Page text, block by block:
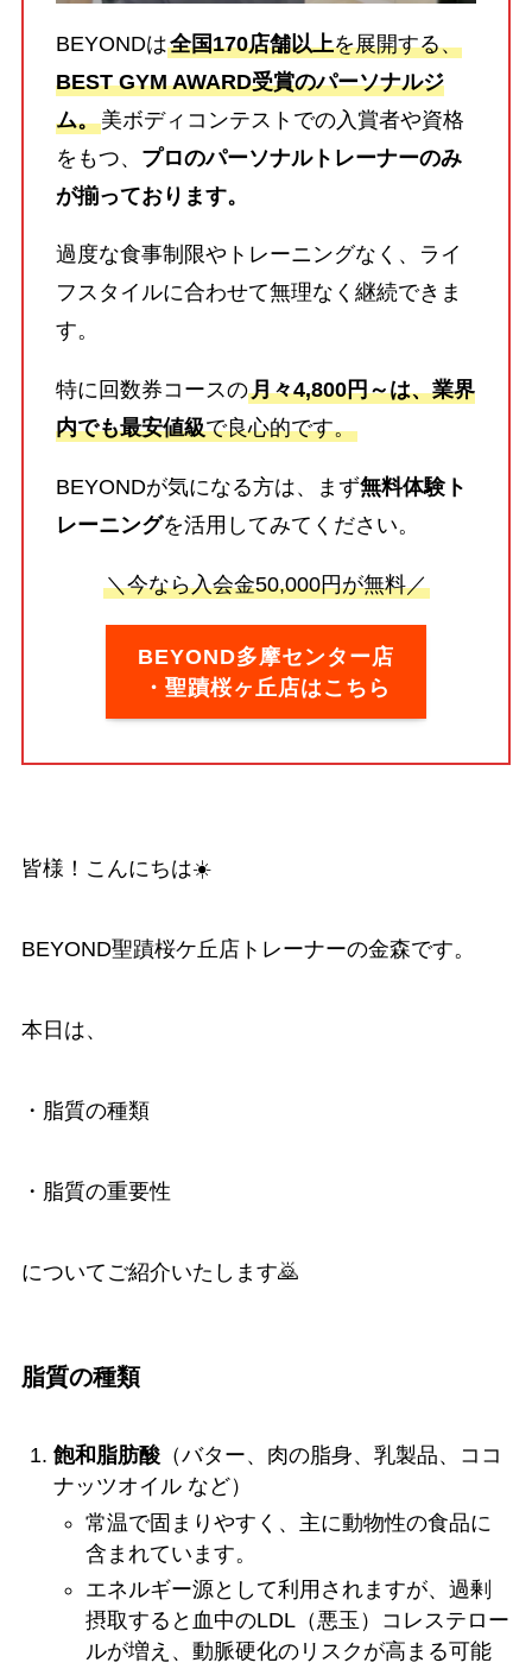
BEYONDは全国170店舗以上を展開する、
BEST GYM AWARD受賞のパーソナルジ
ム。美ボディコンテストでの入賞者や資格
をもつ、 プロのパーソナルトレーナーのみ
が揃っております。
過度な食事制限やトレーニングなく、ライ
フスタイルに合わせて無理なく継続できま
す。
特に回数券コースの月々4,800円～は、業界
内でも最安値級で良心的です。
BEYONDが気になる方は、まず無料体験ト
レーニングを活用してみてください。
＼今なら入会金50,000円が無料／
BEYOND多摩センター店
・聖蹟桜ヶ丘店はこちら
皆様！こんにちは☀️
BEYOND聖蹟桜ケ丘店トレーナーの金森です。
本日は、
・脂質の種類
・脂質の重要性
についてご紹介いたします🙇
脂質の種類
飽和脂肪酸（バター、肉の脂身、乳製品、ココ
ナッツオイル など）
常温で固まりやすく、主に動物性の食品に
含まれています。
エネルギー源として利用されますが、過剰
摂取すると血中のLDL（悪玉）コレステロー
ルが増え、動脈硬化のリスクが高まる可能